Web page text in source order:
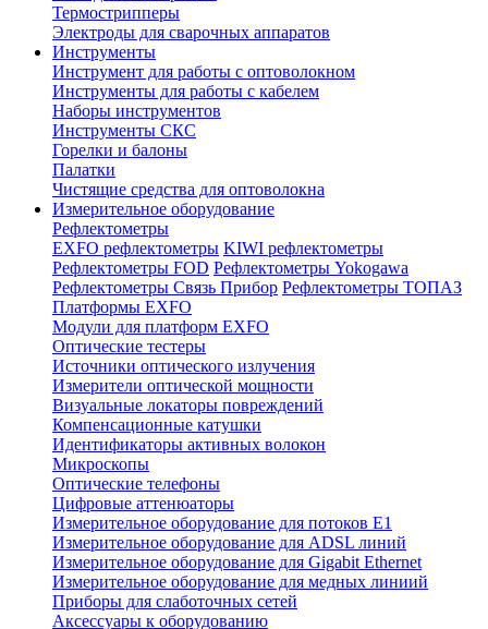
Термострипперы
Электроды для сварочных аппаратов
Инструменты
Инструмент для работы с оптоволокном
Инструменты для работы с кабелем
Наборы инструментов
Инструменты СКС
Горелки и балоны
Палатки
Чистящие средства для оптоволокна
Измерительное оборудование
Рефлектометры
EXFO рефлектометры KIWI рефлектометры
Рефлектометры FOD Рефлектометры Yokogawa
Рефлектометры Связь Прибор Рефлектометры ТОПАЗ
Платформы EXFO
Модули для платформ EXFO
Оптические тестеры
Источники оптического излучения
Измерители оптической мощности
Визуальные локаторы повреждений
Компенсационные катушки
Идентификаторы активных волокон
Микроскопы
Оптические телефоны
Цифровые аттенюаторы
Измерительное оборудование для потоков Е1
Измерительное оборудование для ADSL линий
Измерительное оборудование для Gigabit Ethernet
Измерительное оборудование для медных линиий
Приборы для слаботочных сетей
Аксессуары к оборудованию